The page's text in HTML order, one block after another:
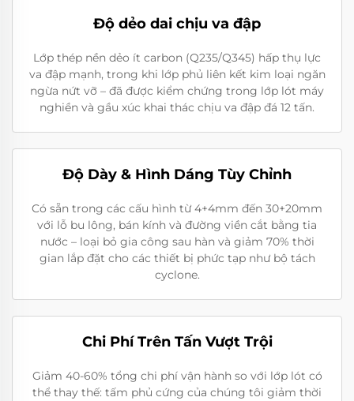
Độ dẻo dai chịu va đập
Lớp thép nền dẻo ít carbon (Q235/Q345) hấp thụ lực
va đập mạnh, trong khi lớp phủ liên kết kim loại ngăn
ngừa nứt vỡ – đã được kiểm chứng trong lớp lót máy
nghiền và gầu xúc khai thác chịu va đập đá 12 tấn.
Độ Dày & Hình Dáng Tùy Chỉnh
Có sẵn trong các cấu hình từ 4+4mm đến 30+20mm
với lỗ bu lông, bán kính và đường viền cắt bằng tia
nước – loại bỏ gia công sau hàn và giảm 70% thời
gian lắp đặt cho các thiết bị phức tạp như bộ tách
cyclone.
Chi Phí Trên Tấn Vượt Trội
Giảm 40-60% tổng chi phí vận hành so với lớp lót có
thể thay thế: tấm phủ cứng của chúng tôi giảm thời